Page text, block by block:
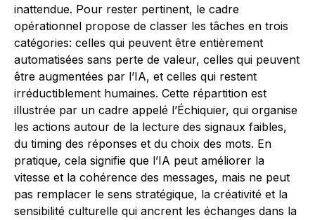
inattendue. Pour rester pertinent, le cadre
opérationnel propose de classer les tâches en trois
catégories: celles qui peuvent être entièrement
automatisées sans perte de valeur, celles qui peuvent
être augmentées par l’IA, et celles qui restent
irréductiblement humaines. Cette répartition est
illustrée par un cadre appelé l’Échiquier, qui organise
les actions autour de la lecture des signaux faibles,
du timing des réponses et du choix des mots. En
pratique, cela signifie que l’IA peut améliorer la
vitesse et la cohérence des messages, mais ne peut
pas remplacer le sens stratégique, la créativité et la
sensibilité culturelle qui ancrent les échanges dans la